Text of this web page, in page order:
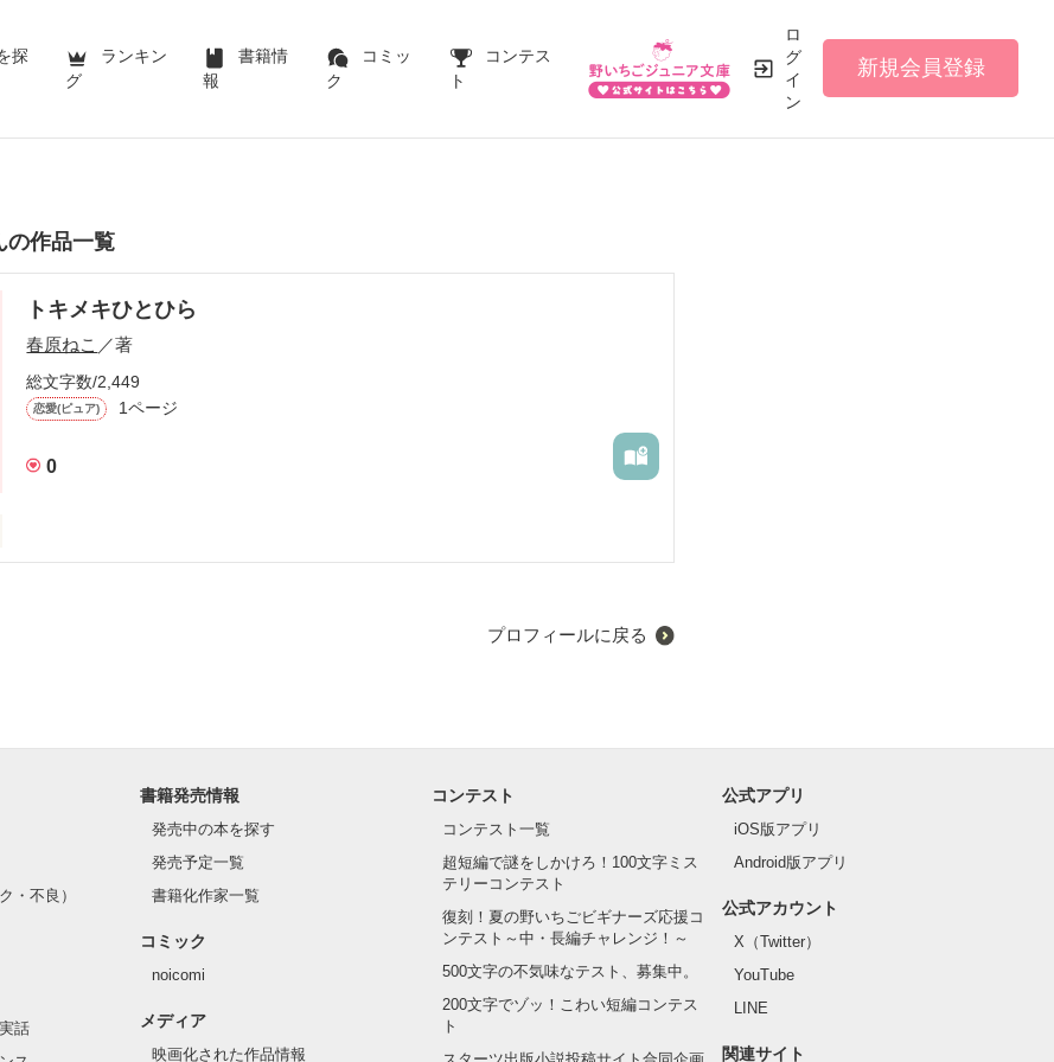
探
ランキン
グ
書籍情
報
コミッ
ク
コンテス
ト
ロ
グ
イ
ン
新規会員登録
の作品一覧
トキメキひとひら
春原ねこ ／著
総文字数/2,449
恋愛(ピュア) 1ページ
0
プロフィールに戻る
・不良）
話
書籍発売情報
発売中の本を探す
発売予定一覧
書籍化作家一覧
コミック
noicomi
メディア
映画化された作品情報
コンテスト
コンテスト一覧
超短編で謎をしかけろ！100文字ミス
テリーコンテスト
復刻！夏の野いちごビギナーズ応援コ
ンテスト～中・長編チャレンジ！～
500文字の不気味なテスト、募集中。
200文字でゾッ！こわい短編コンテス
ト
公式アプリ
iOS版アプリ
Android版アプリ
公式アカウント
X（Twitter）
YouTube
LINE
関連サイト